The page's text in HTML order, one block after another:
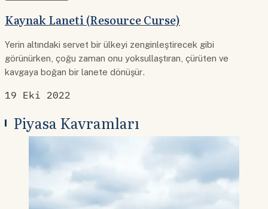
Kaynak Laneti (Resource Curse)
Yerin altındaki servet bir ülkeyi zenginleştirecek gibi
görünürken, çoğu zaman onu yoksullaştıran, çürüten ve
kavgaya boğan bir lanete dönüşür.
19 Eki 2022
Piyasa Kavramları